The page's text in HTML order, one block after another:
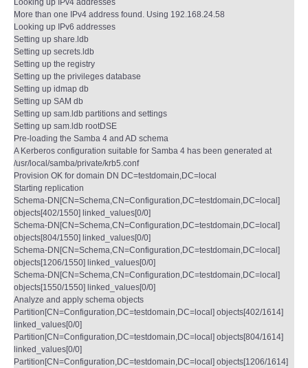
Looking up IPv4 addresses
More than one IPv4 address found. Using 192.168.24.58
Looking up IPv6 addresses
Setting up share.ldb
Setting up secrets.ldb
Setting up the registry
Setting up the privileges database
Setting up idmap db
Setting up SAM db
Setting up sam.ldb partitions and settings
Setting up sam.ldb rootDSE
Pre-loading the Samba 4 and AD schema
A Kerberos configuration suitable for Samba 4 has been generated at
/usr/local/samba/private/krb5.conf
Provision OK for domain DN DC=testdomain,DC=local
Starting replication
Schema-DN[CN=Schema,CN=Configuration,DC=testdomain,DC=local]
objects[402/1550] linked_values[0/0]
Schema-DN[CN=Schema,CN=Configuration,DC=testdomain,DC=local]
objects[804/1550] linked_values[0/0]
Schema-DN[CN=Schema,CN=Configuration,DC=testdomain,DC=local]
objects[1206/1550] linked_values[0/0]
Schema-DN[CN=Schema,CN=Configuration,DC=testdomain,DC=local]
objects[1550/1550] linked_values[0/0]
Analyze and apply schema objects
Partition[CN=Configuration,DC=testdomain,DC=local] objects[402/1614]
linked_values[0/0]
Partition[CN=Configuration,DC=testdomain,DC=local] objects[804/1614]
linked_values[0/0]
Partition[CN=Configuration,DC=testdomain,DC=local] objects[1206/1614]